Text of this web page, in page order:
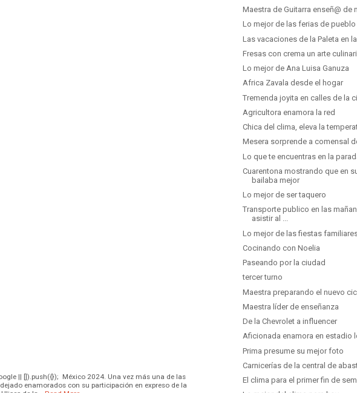
|| []).push({}); México 2024. Una vez más una de las
enamorados con su participación en expreso de la
Maestra de Guitarra enseñ@ de
Lo mejor de las ferias de pueblo
Las vacaciones de la Paleta en
Fresas con crema un arte
Lo mejor de Ana Luisa Ganuza
Africa Zavala desde el hogar
Tremenda joyita en calles de la
Agricultora enamora la red
Chica del clima, eleva la
Mesera sorprende a comensal
Lo que te encuentras en la
Cuarentona mostrando que en
bailaba mejor
Lo mejor de ser taquero
Transporte publico en las
asistir al ...
Lo mejor de las fiestas
Cocinando con Noelia
Paseando por la ciudad
tercer turno
Maestra preparando el nuevo
Maestra líder de enseñanza
De la Chevrolet a influencer
Aficionada enamora en estadio
Prima presume su mejor foto
Carnicerías de la central de
El clima para el primer fin de